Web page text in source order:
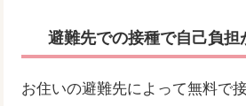
避難先での接種で自己負担
お住いの避難先によって無料で